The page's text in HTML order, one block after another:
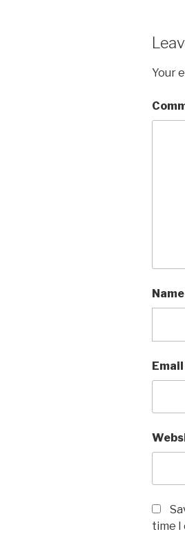
Your
Name
Email
time I